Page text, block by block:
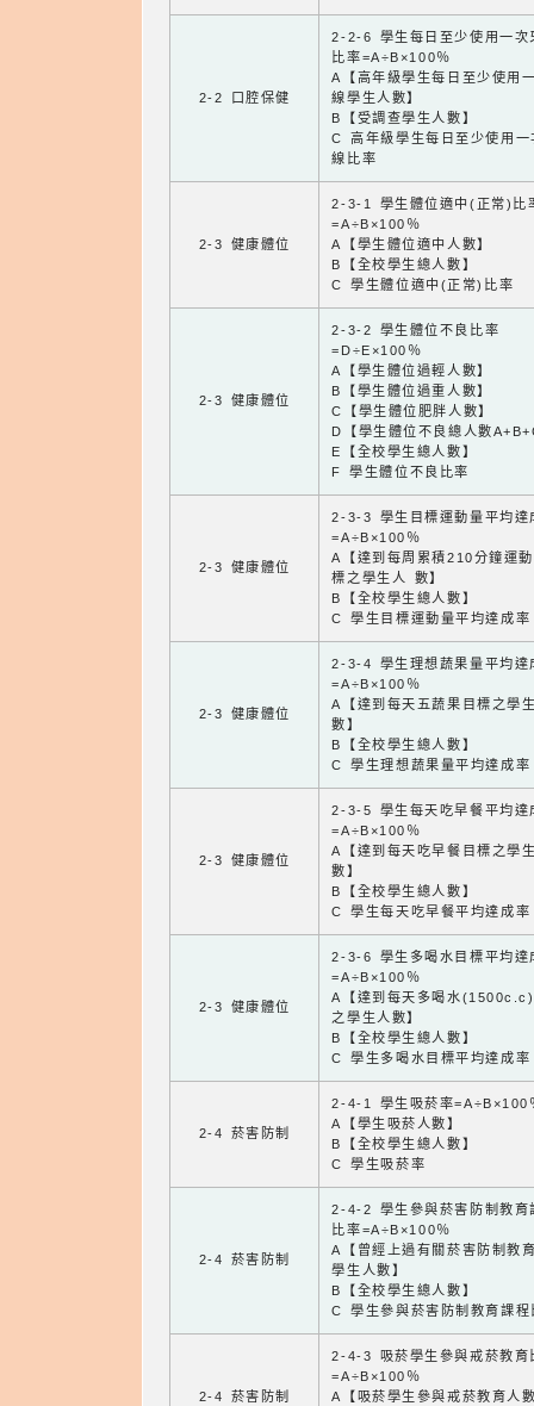
2-2 口腔保健
2-2-6 學生每日至少使用一次
比率=A÷B×100％
A【高年級學生每日至少使用
線學生人數】
B【受調查學生人數】
C 高年級學生每日至少使用一
線比率
2-3 健康體位
2-3-1 學生體位適中(正常)比
=A÷B×100％
A【學生體位適中人數】
B【全校學生總人數】
C 學生體位適中(正常)比率
2-3 健康體位
2-3-2 學生體位不良比率
=D÷E×100％
A【學生體位過輕人數】
B【學生體位過重人數】
C【學生體位肥胖人數】
D【學生體位不良總人數
E【全校學生總人數】
F 學生體位不良比率
2-3 健康體位
2-3-3 學生目標運動量平均達
=A÷B×100％
A【達到每周累積210分鐘運
標之學生人 數】
B【全校學生總人數】
C 學生目標運動量平均達成率
2-3 健康體位
2-3-4 學生理想蔬果量平均達
=A÷B×100％
A【達到每天五蔬果目標之學
數】
B【全校學生總人數】
C 學生理想蔬果量平均達成率
2-3 健康體位
2-3-5 學生每天吃早餐平均達
=A÷B×100％
A【達到每天吃早餐目標之學
數】
B【全校學生總人數】
C 學生每天吃早餐平均達成率
2-3 健康體位
2-3-6 學生多喝水目標平均達
=A÷B×100％
A【達到每天多喝水
之學生人數】
B【全校學生總人數】
C 學生多喝水目標平均達成率
2-4 菸害防制
2-4-1 學生吸菸率=A÷B×100
A【學生吸菸人數】
B【全校學生總人數】
C 學生吸菸率
2-4 菸害防制
2-4-2 學生參與菸害防制教育
比率=A÷B×100％
A【曾經上過有關菸害防制教
學生人數】
B【全校學生總人數】
C 學生參與菸害防制教育課程
2-4 菸害防制
2-4-3 吸菸學生參與戒菸教育
=A÷B×100％
A【吸菸學生參與戒菸教育人